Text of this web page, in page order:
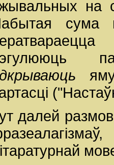
на
сума
далей